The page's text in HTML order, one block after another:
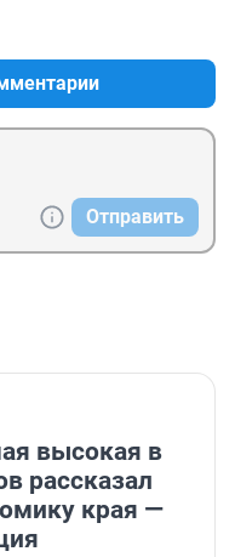
Отправить
высокая в
рассказал
края —